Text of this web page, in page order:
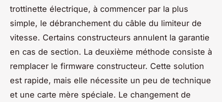
trottinette électrique, à commencer par la plus
simple, le débranchement du câble du limiteur de
vitesse. Certains constructeurs annulent la garantie
en cas de section. La deuxième méthode consiste à
remplacer le firmware constructeur. Cette solution
est rapide, mais elle nécessite un peu de technique
et une carte mère spéciale. Le changement de